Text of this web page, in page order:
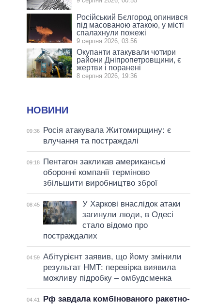
Російський Бєлгород опинився
під масованою атакою, у місті
спалахнули пожежі
9 серпня 2026, 03:56
Окупанти атакували чотири
райони Дніпропетровщини, є
жертви і поранені
8 серпня 2026, 19:36
НОВИНИ
09:36
Росія атакувала Житомирщину: є
влучання та постраждалі
09:18
Пентагон закликав американські
оборонні компанії терміново
збільшити виробництво зброї
08:45
У Харкові внаслідок атаки
загинули люди, в Одесі
стало відомо про
постраждалих
04:59 Абітурієнт заявив, що йому змінили
результат НМТ: перевірка виявила
можливу підробку – омбудсменка
04:41
Рф завдала комбінованого ракетно-